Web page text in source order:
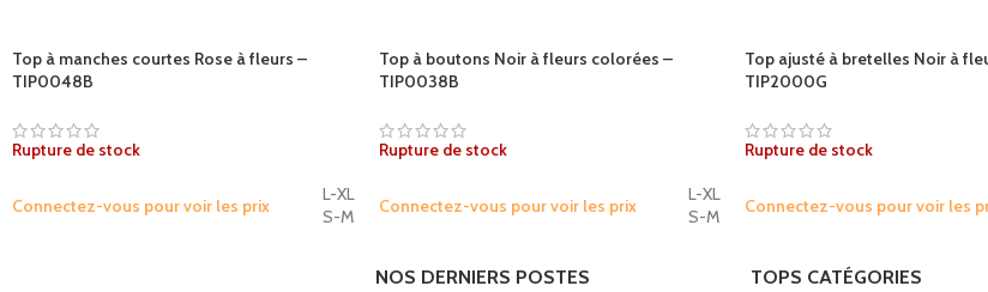
Top à manches courtes Rose à fleurs –
TIP0048B
Rupture de stock
Connectez-vous pour voir les prix
L-XL
S-M
Top à boutons Noir à fleurs colorées –
TIP0038B
Rupture de stock
Connectez-vous pour voir les prix
L-XL
S-M
Top ajusté à bretelles Noir à
TIP2000G
Rupture de stock
Connectez-vous pour voir les
NOS DERNIERS POSTES TOPS CATÉGORIES